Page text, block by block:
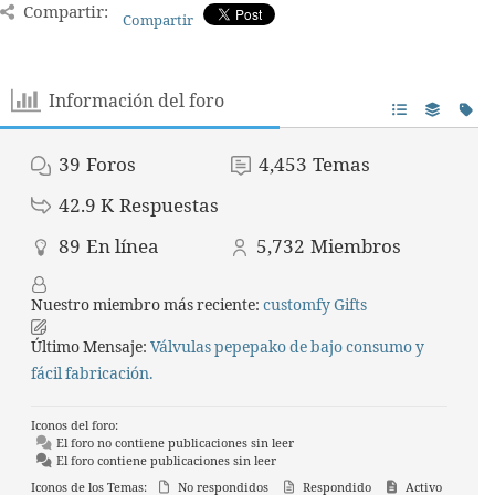
Compartir: Compartir
Información del foro
39 Foros 4,453 Temas
42.9 K Respuestas
89 En línea 5,732 Miembros
Nuestro miembro más reciente: customfy Gifts
Último Mensaje: Válvulas pepepako de bajo consumo y
fácil fabricación.
Iconos del foro:
El foro no contiene publicaciones sin leer
El foro contiene publicaciones sin leer
Iconos de los Temas:
No respondidos Respondido
Activo